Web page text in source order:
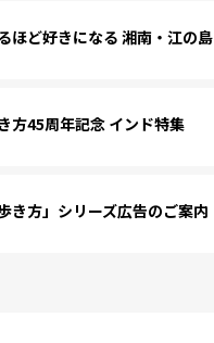
ほど好きになる 湘南・江の島
方45周年記念 インド特集
き方」シリーズ広告のご案内